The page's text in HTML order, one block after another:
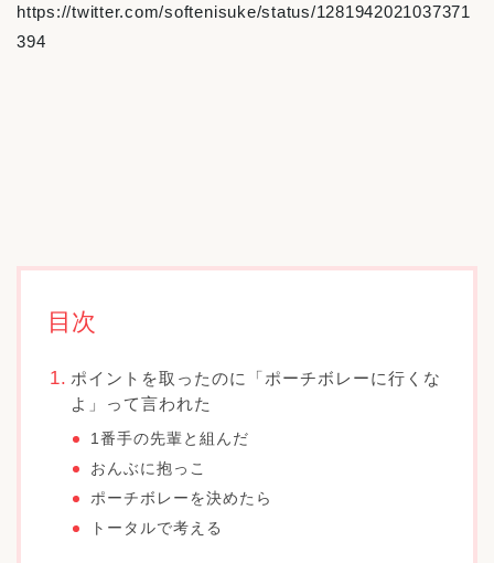
https://twitter.com/softenisuke/status/1281942021037371
394
目次
ポイントを取ったのに「ポーチボレーに行くな
よ」って言われた
1番手の先輩と組んだ
おんぶに抱っこ
ポーチボレーを決めたら
トータルで考える